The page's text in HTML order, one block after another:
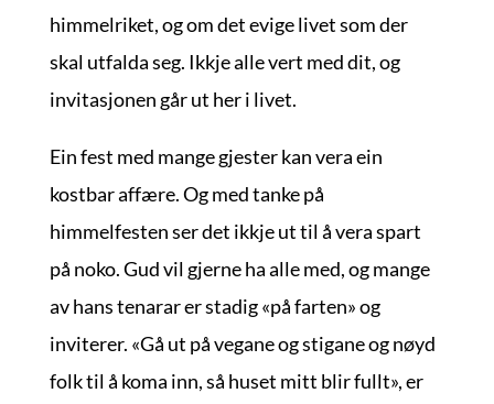
himmelriket, og om det evige livet som der
skal utfalda seg. Ikkje alle vert med dit, og
invitasjonen går ut her i livet.
Ein fest med mange gjester kan vera ein
kostbar affære. Og med tanke på
himmelfesten ser det ikkje ut til å vera spart
på noko. Gud vil gjerne ha alle med, og mange
av hans tenarar er stadig «på farten» og
inviterer. «Gå ut på vegane og stigane og nøyd
folk til å koma inn, så huset mitt blir fullt», er